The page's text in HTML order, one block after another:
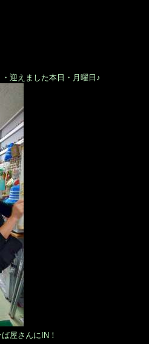
迎えました本日・月曜日♪
屋さんにIN！